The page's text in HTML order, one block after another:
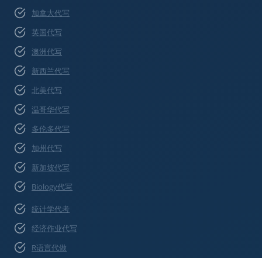
加拿大代写
英国代写
澳洲代写
新西兰代写
北美代写
温哥华代写
多伦多代写
加州代写
新加坡代写
Biology代写
统计学代考
经济作业代写
R语言代做